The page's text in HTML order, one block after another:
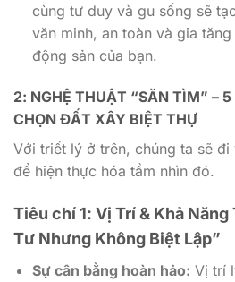
cùng tư duy và gu sống sẽ
văn minh, an toàn và gia
động sản của bạn.
2: NGHỆ THUẬT “SĂN TÌM” –
CHỌN ĐẤT XÂY BIỆT THỰ
Với triết lý ở trên, chúng ta sẽ
để hiện thực hóa tầm nhìn đó.
Tiêu chí 1: Vị Trí & Khả Năng
Tư Nhưng Không Biệt Lập”
Sự cân bằng hoàn hảo: Vị trí